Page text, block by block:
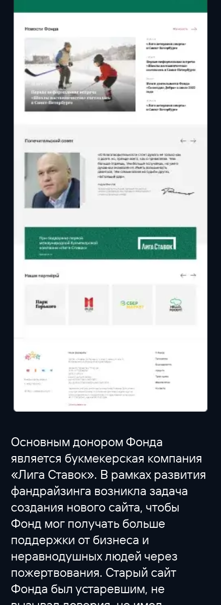
Основным донором Фонда
является букмекерская компания
«Лига Ставок». В рамках развития
фандрайзинга возникла задача
создания нового сайта, чтобы
Фонд мог получать больше
поддержки от бизнеса и
неравнодушных людей через
пожертвования. Старый сайт
Фонда был устаревшим, не